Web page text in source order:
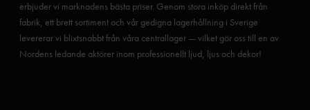
erbjuder vi marknadens bästa priser. Genom stora inköp direkt från
fabrik, ett brett sortiment och vår gedigna lagerhållning i Sverige
levererar vi blixtsnabbt från våra centrallager — vilket gör oss till en av
Nordens ledande aktörer inom professionellt ljud, ljus och dekor!